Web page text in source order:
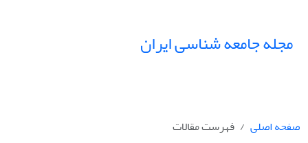
مجله جامعه شناسی ایران
صفحه اصلی
فهرست مقالات